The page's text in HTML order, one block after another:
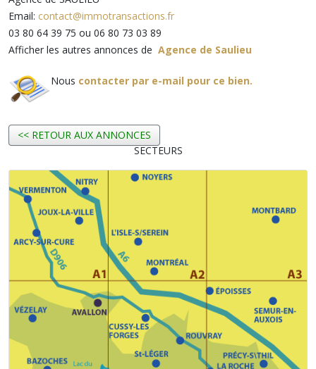
Email: contact@immotransactions.fr
03 80 64 39 75 ou 06 80 73 03 89
Afficher les autres annonces de Agence de Saulieu
Nous contacter par e-mail pour ce bien.
<< RETOUR AUX ANNONCES
SECTEURS